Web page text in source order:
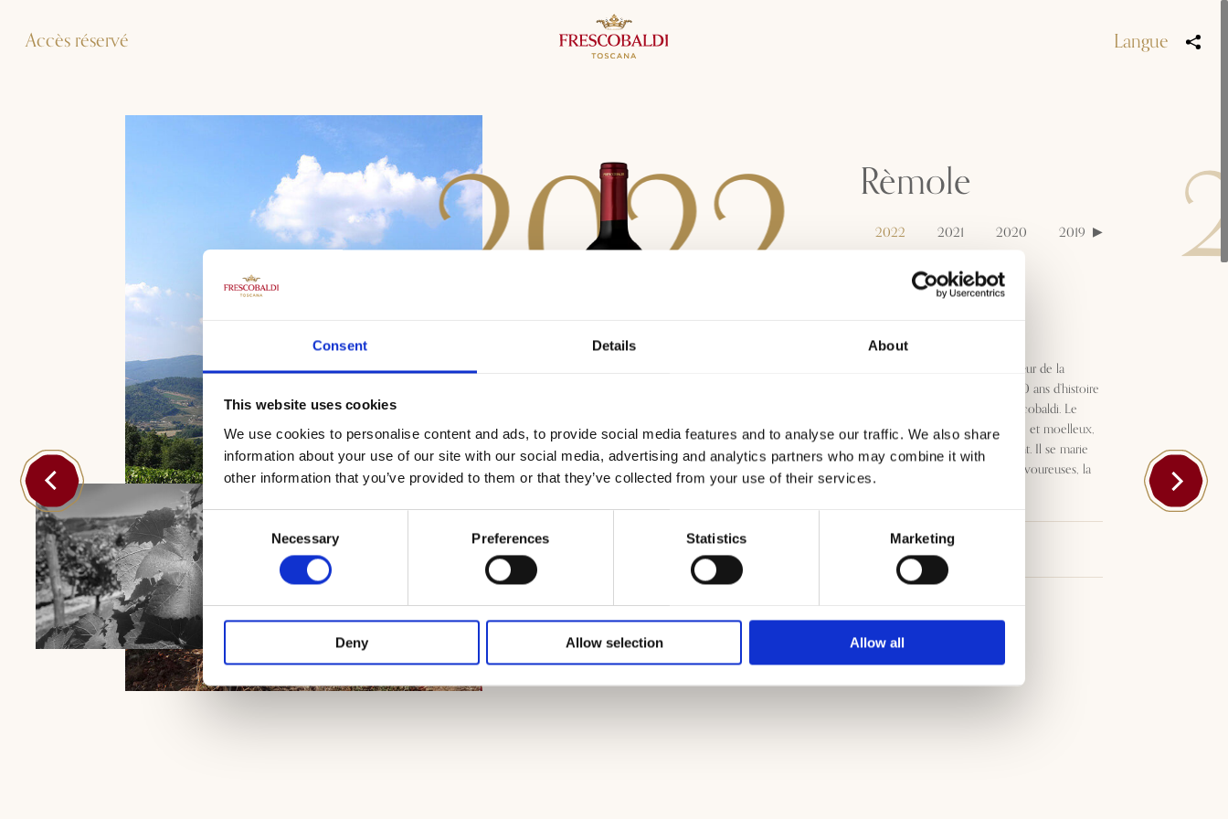
Consent Details About
This website uses cookies
We use cookies to personalise content and ads, to provide social media features and to analyse our traffic. We also share
information about your use of our site with our social media, advertising and analytics partners who may combine it with
other information that you’ve provided to them or that they’ve collected from your use of their services.
Consent
Selection
Necessary Preferences Statistics Marketing
Deny Allow selection Allow all
Accès réservé Langue
Rèmole
2022 2021 2020 2019 2014
Appellation
La Villa di Remole, située au cœur de la
Toscane, est le berceau des 700 ans d’histoire
et de tradition de la famille Frescobaldi. Le
Remole est un vin intense, fruité et moelleux,
qui séduit par son goût captivant. Il se marie
parfaitement avec les entrées savoureuses, la
charcuterie et la viande rouge.
Téléchargements
2022